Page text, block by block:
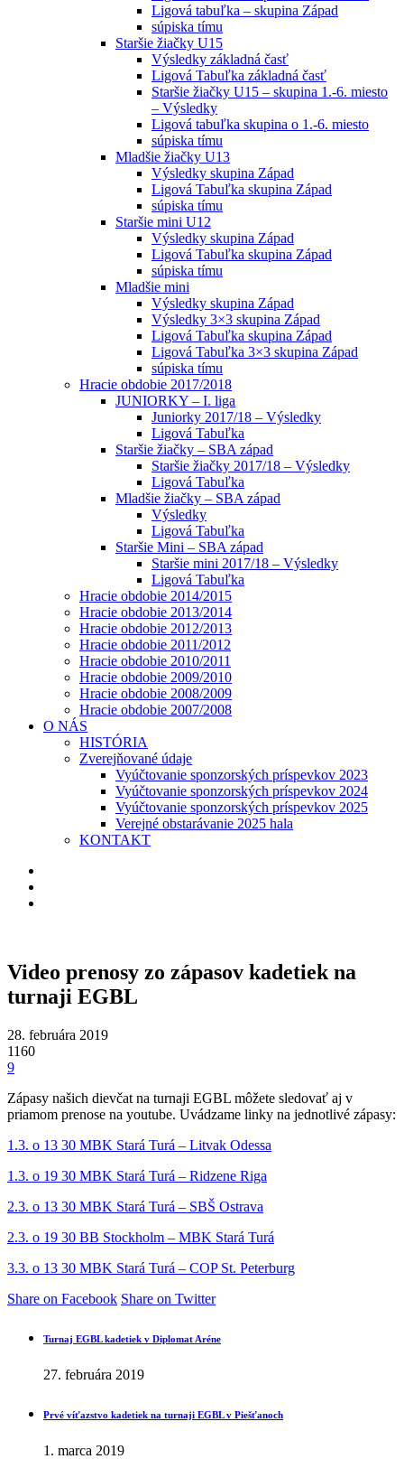
Ligová tabuľka – skupina Západ
súpiska tímu
Staršie žiačky U15
Výsledky základná časť
Ligová Tabuľka základná časť
Staršie žiačky U15 – skupina 1.-6. miesto
– Výsledky
Ligová tabuľka skupina o 1.-6. miesto
súpiska tímu
Mladšie žiačky U13
Výsledky skupina Západ
Ligová Tabuľka skupina Západ
súpiska tímu
Staršie mini U12
Výsledky skupina Západ
Ligová Tabuľka skupina Západ
súpiska tímu
Mladšie mini
Výsledky skupina Západ
Výsledky 3×3 skupina Západ
Ligová Tabuľka skupina Západ
Ligová Tabuľka 3×3 skupina Západ
súpiska tímu
Hracie obdobie 2017/2018
JUNIORKY – I. liga
Juniorky 2017/18 – Výsledky
Ligová Tabuľka
Staršie žiačky – SBA západ
Staršie žiačky 2017/18 – Výsledky
Ligová Tabuľka
Mladšie žiačky – SBA západ
Výsledky
Ligová Tabuľka
Staršie Mini – SBA západ
Staršie mini 2017/18 – Výsledky
Ligová Tabuľka
Hracie obdobie 2014/2015
Hracie obdobie 2013/2014
Hracie obdobie 2012/2013
Hracie obdobie 2011/2012
Hracie obdobie 2010/2011
Hracie obdobie 2009/2010
Hracie obdobie 2008/2009
Hracie obdobie 2007/2008
O NÁS
HISTÓRIA
Zverejňované údaje
Vyúčtovanie sponzorských príspevkov 2023
Vyúčtovanie sponzorských príspevkov 2024
Vyúčtovanie sponzorských príspevkov 2025
Verejné obstarávanie 2025 hala
KONTAKT
Video prenosy zo zápasov kadetiek na
turnaji EGBL
28. februára 2019
1160
9
Zápasy našich dievčat na turnaji EGBL môžete sledovať aj v
priamom prenose na youtube. Uvádzame linky na jednotlivé zápasy:
1.3. o 13 30 MBK Stará Turá – Litvak Odessa
1.3. o 19 30 MBK Stará Turá – Ridzene Riga
2.3. o 13 30 MBK Stará Turá – SBŠ Ostrava
2.3. o 19 30 BB Stockholm – MBK Stará Turá
3.3. o 13 30 MBK Stará Turá – COP St. Peterburg
Share on Facebook Share on Twitter
Turnaj EGBL kadetiek v Diplomat Aréne
27. februára 2019
Prvé víťazstvo kadetiek na turnaji EGBL v Piešťanoch
1. marca 2019